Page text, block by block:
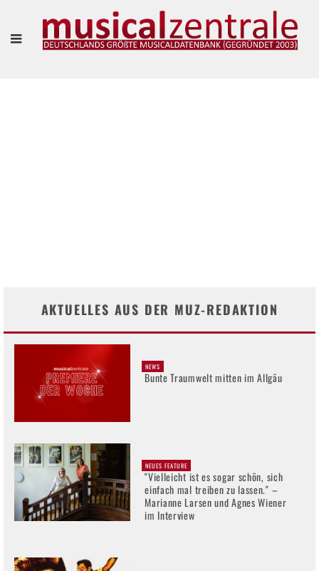
AKTUELLES AUS DER MUZ-REDAKTION
NEWS
Bunte Traumwelt mitten im Allgäu
NEUES FEATURE
"Vielleicht ist es sogar schön, sich
einfach mal treiben zu lassen." –
Marianne Larsen und Agnes Wiener
im Interview